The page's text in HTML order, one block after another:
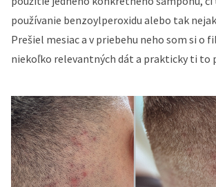
používanie benzoylperoxidu alebo tak
Prešiel mesiac a v priebehu neho som si o
niekoľko relevantných dát a prakticky ti to